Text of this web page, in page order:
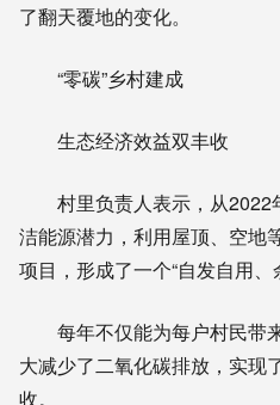
了翻天覆地的变化。
“零碳”乡村建成
生态经济效益双丰收
村里负责人表示，从2022
洁能源潜力，利用屋顶、空地
项目，形成了一个“自发自用、
每年不仅能为每户村民带
大减少了二氧化碳排放，实现
收。